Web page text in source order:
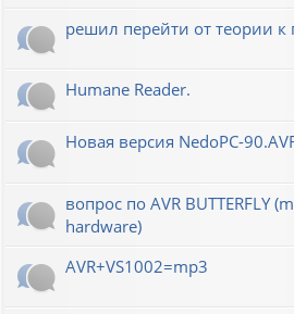
решил перейти от теории к
Humane Reader.
Новая версия NedoPC-
вопрос по AVR BUTTERFLY
hardware)
AVR+VS1002=mp3